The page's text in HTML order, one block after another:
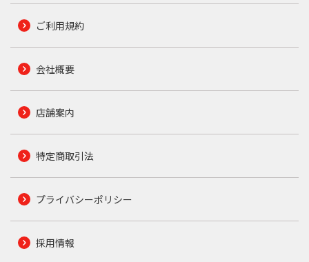
ご利用規約
会社概要
店舗案内
特定商取引法
プライバシーポリシー
採用情報